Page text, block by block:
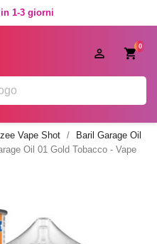
1-3 giorni
0

Vape Shot
Baril Garage Oil
Oil 01 Gold Tobacco - Vape